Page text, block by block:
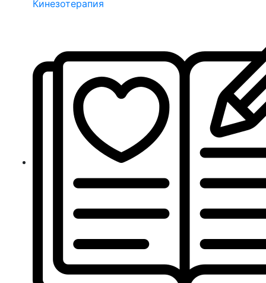
Кинезотерапия